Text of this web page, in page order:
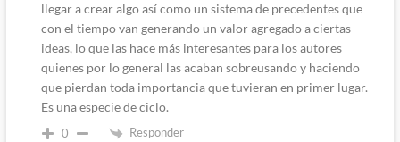
llegar a crear algo así como un sistema de precedentes que
con el tiempo van generando un valor agregado a ciertas
ideas, lo que las hace más interesantes para los autores
quienes por lo general las acaban sobreusando y haciendo
que pierdan toda importancia que tuvieran en primer lugar.
Es una especie de ciclo.
0 Responder